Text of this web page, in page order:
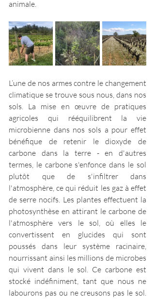
animale.
L’une de nos armes contre le changement
climatique se trouve sous nous, dans nos
sols. La mise en œuvre de pratiques
agricoles qui rééquilibrent la vie
microbienne dans nos sols a pour effet
bénéfique de retenir le dioxyde de
carbone dans la terre - en d'autres
termes, le carbone s'enfonce dans le sol
plutôt que de s'infiltrer dans
l'atmosphère, ce qui réduit les gaz à effet
de serre nocifs. Les plantes effectuent la
photosynthèse en attirant le carbone de
l'atmosphère vers le sol, où elles le
convertissent en glucides qui sont
poussés dans leur système racinaire,
nourrissant ainsi les millions de microbes
qui vivent dans le sol. Ce carbone est
stocké indéfiniment, tant que nous ne
labourons pas ou ne creusons pas le sol.